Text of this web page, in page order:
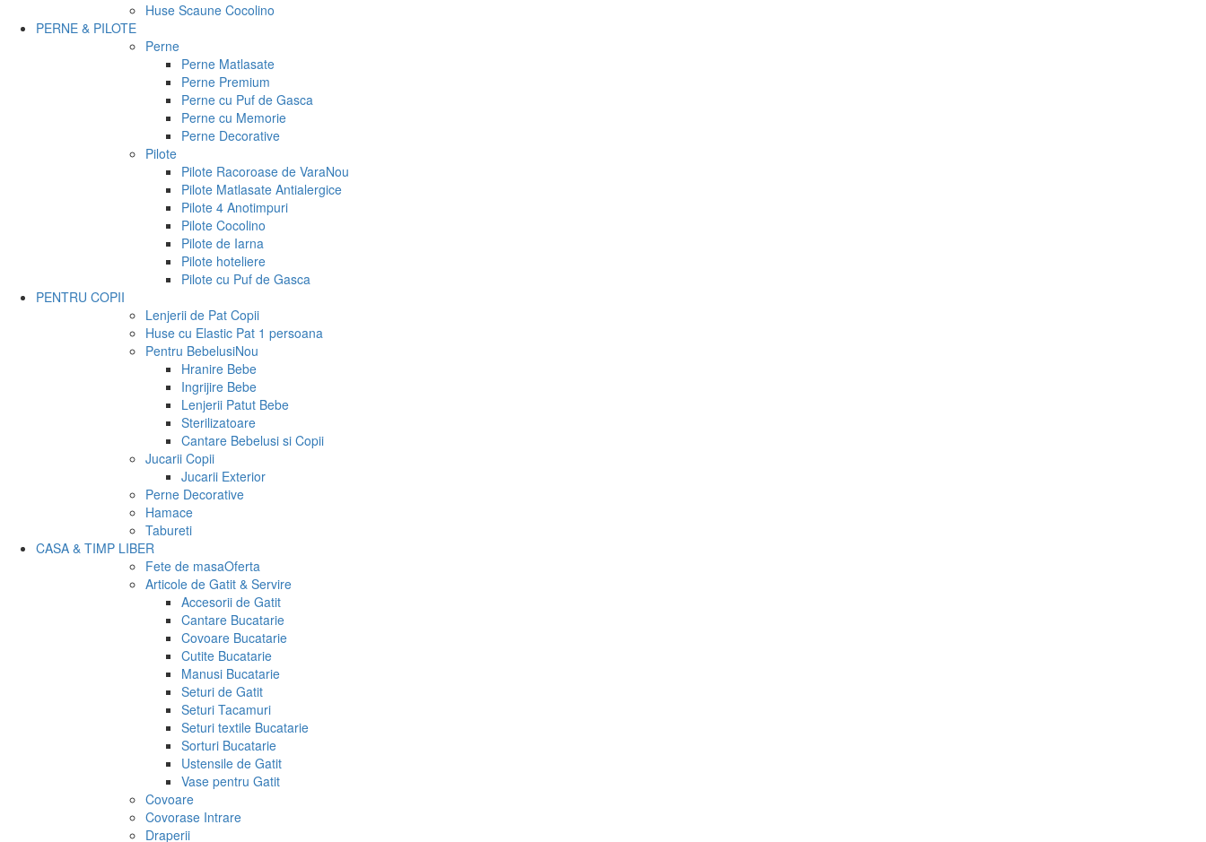
Huse Scaune Cocolino
PERNE & PILOTE
Perne
Perne Matlasate
Perne Premium
Perne cu Puf de Gasca
Perne cu Memorie
Perne Decorative
Pilote
Pilote Racoroase de VaraNou
Pilote Matlasate Antialergice
Pilote 4 Anotimpuri
Pilote Cocolino
Pilote de Iarna
Pilote hoteliere
Pilote cu Puf de Gasca
PENTRU COPII
Lenjerii de Pat Copii
Huse cu Elastic Pat 1 persoana
Pentru BebelusiNou
Hranire Bebe
Ingrijire Bebe
Lenjerii Patut Bebe
Sterilizatoare
Cantare Bebelusi si Copii
Jucarii Copii
Jucarii Exterior
Perne Decorative
Hamace
Tabureti
CASA & TIMP LIBER
Fete de masaOferta
Articole de Gatit & Servire
Accesorii de Gatit
Cantare Bucatarie
Covoare Bucatarie
Cutite Bucatarie
Manusi Bucatarie
Seturi de Gatit
Seturi Tacamuri
Seturi textile Bucatarie
Sorturi Bucatarie
Ustensile de Gatit
Vase pentru Gatit
Covoare
Covorase Intrare
Draperii